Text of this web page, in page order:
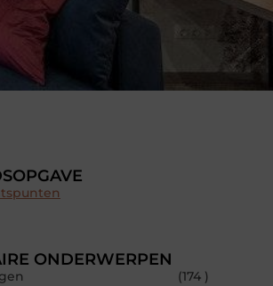
ONDERWERPEN
(174 )